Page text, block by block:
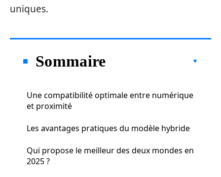
uniques.
Sommaire
Une compatibilité optimale entre numérique
et proximité
Les avantages pratiques du modèle hybride
Qui propose le meilleur des deux mondes en
2025 ?